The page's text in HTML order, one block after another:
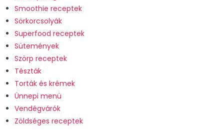
Smoothie receptek
Sörkorcsolyák
Superfood receptek
Sütemények
Szörp receptek
Tészták
Torták és krémek
Ünnepi menü
Vendégvárók
Zöldséges receptek